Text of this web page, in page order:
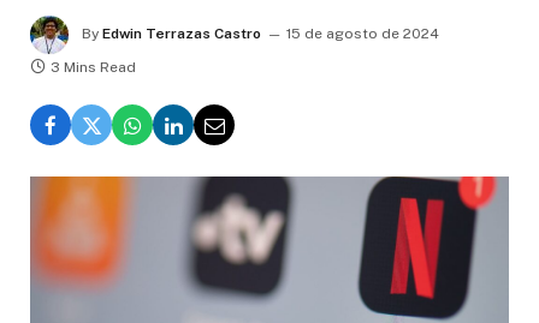
By Edwin Terrazas Castro
15 de agosto de 2024
3 Mins Read